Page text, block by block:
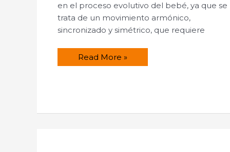
en el proceso evolutivo del bebé, ya que se
trata de un movimiento armónico,
sincronizado y simétrico, que requiere
Beneficios
del
Read More »